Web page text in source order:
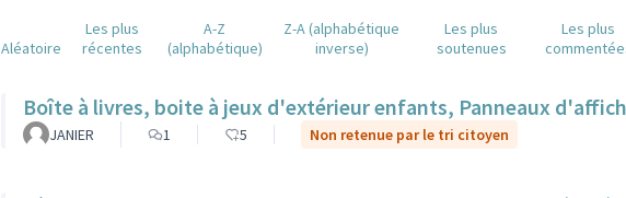
Aléatoire
Les plus
récentes
A-Z
(alphabétique)
Z-A (alphabétique
inverse)
Les plus
soutenues
Les plus
Boîte à livres, boite à jeux d'extérieur enfants, Panneaux
JANIER 1 5 Non retenue par le tri citoyen